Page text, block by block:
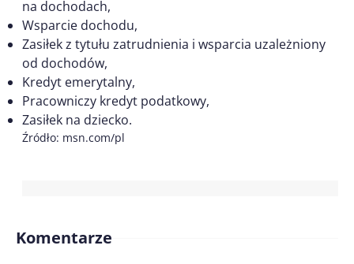
na dochodach,
Wsparcie dochodu,
Zasiłek z tytułu zatrudnienia i wsparcia uzależniony
od dochodów,
Kredyt emerytalny,
Pracowniczy kredyt podatkowy,
Zasiłek na dziecko.
Źródło: msn.com/pl
Komentarze